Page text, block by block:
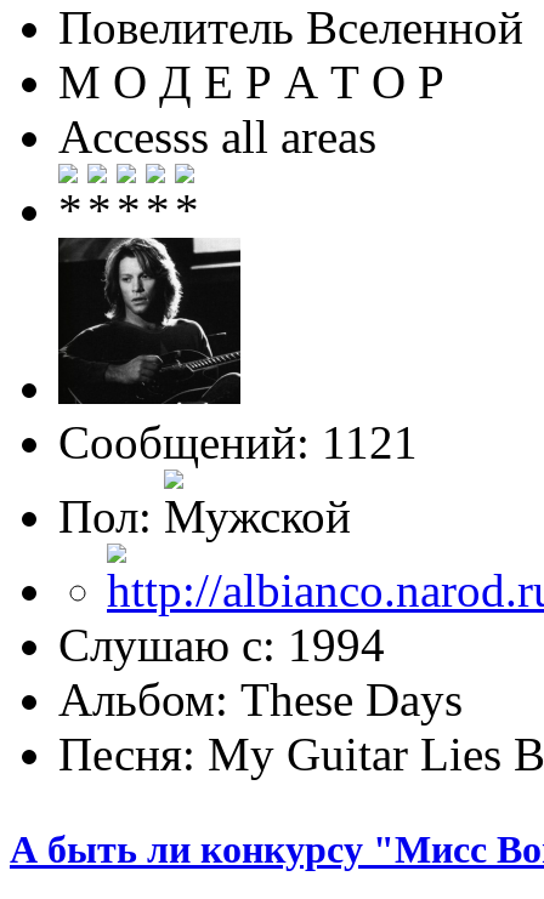
Повелитель Вселенной
М О Д Е Р А Т О Р
Accesss all areas
Сообщений: 1121
Пол:
Слушаю с: 1994
Альбом: These Days
Песня: My Guitar Lies
А быть ли конкурсу "Мисс